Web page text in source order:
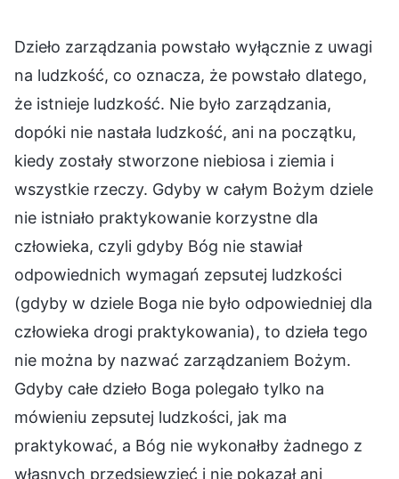
Dzieło zarządzania powstało wyłącznie z uwagi
na ludzkość, co oznacza, że powstało dlatego,
że istnieje ludzkość. Nie było zarządzania,
dopóki nie nastała ludzkość, ani na początku,
kiedy zostały stworzone niebiosa i ziemia i
wszystkie rzeczy. Gdyby w całym Bożym dziele
nie istniało praktykowanie korzystne dla
człowieka, czyli gdyby Bóg nie stawiał
odpowiednich wymagań zepsutej ludzkości
(gdyby w dziele Boga nie było odpowiedniej dla
człowieka drogi praktykowania), to dzieła tego
nie można by nazwać zarządzaniem Bożym.
Gdyby całe dzieło Boga polegało tylko na
mówieniu zepsutej ludzkości, jak ma
praktykować, a Bóg nie wykonałby żadnego z
własnych przedsięwzięć i nie pokazał ani